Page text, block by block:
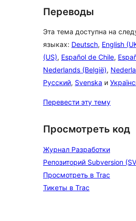
Переводы
Эта тема доступна на
языках: Deutsch, English
(US), Español de Chile,
Nederlands (België),
Русский, Svenska и
Перевести эту тему
Просмотреть код
Журнал Разработки
Репозиторий Subversion
Просмотреть в Trac
Тикеты в Trac